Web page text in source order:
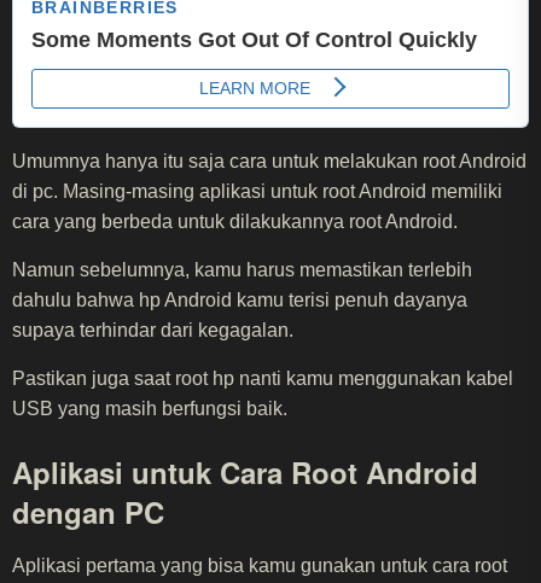
Umumnya hanya itu saja cara untuk melakukan root Android
di pc. Masing-masing aplikasi untuk root Android memiliki
cara yang berbeda untuk dilakukannya root Android.
Namun sebelumnya, kamu harus memastikan terlebih
dahulu bahwa hp Android kamu terisi penuh dayanya
supaya terhindar dari kegagalan.
Pastikan juga saat root hp nanti kamu menggunakan kabel
USB yang masih berfungsi baik.
Aplikasi untuk Cara Root Android
dengan PC
Aplikasi pertama yang bisa kamu gunakan untuk cara root